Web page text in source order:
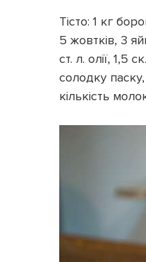
Тісто: 1 кг
5 жовтків, 3
ст. л. олії, 1,5
солодку паску,
кількість